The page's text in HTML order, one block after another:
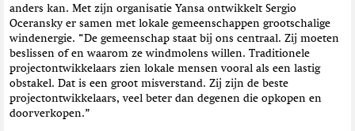
anders kan. Met zijn organisatie Yansa ontwikkelt Sergio
Oceransky er samen met lokale gemeenschappen grootschalige
windenergie. “De gemeenschap staat bij ons centraal. Zij moeten
beslissen of en waarom ze windmolens willen. Traditionele
projectontwikkelaars zien lokale mensen vooral als een lastig
obstakel. Dat is een groot misverstand. Zij zijn de beste
projectontwikkelaars, veel beter dan degenen die opkopen en
doorverkopen.”